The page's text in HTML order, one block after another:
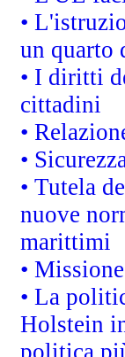
•
un quarto
• I diritti
cittadini
•
•
• Tutela
nuove
marittimi
•
• La
Holstein
politica